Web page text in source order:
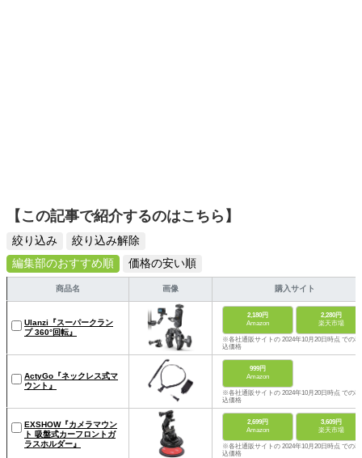
【この記事で紹介するのはこちら】
絞り込み
絞り込み解除
編集部のおすすめ順
価格の安い順
商品名 画像 購入サイト
Ulanzi『スーパークラン
プ 360°回転』
2,180円
Amazon
2,280円
楽天市場
※各社通販サイトの 2024年10月20日時点 での税
込価格
ActyGo『ネックレス式マ
ウント』
999円
Amazon
※各社通販サイトの 2024年10月20日時点 での税
込価格
EXSHOW『カメラマウン
ト 吸盤式カーフロントガ
ラスホルダー』
2,699円
Amazon
3,609円
楽天市場
※各社通販サイトの 2024年10月20日時点 での税
込価格